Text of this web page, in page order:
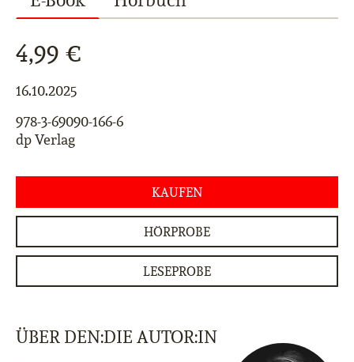
4,99 €
16.10.2025
978-3-69090-166-6
dp Verlag
KAUFEN
HÖRPROBE
LESEPROBE
ÜBER DEN:DIE AUTOR:IN